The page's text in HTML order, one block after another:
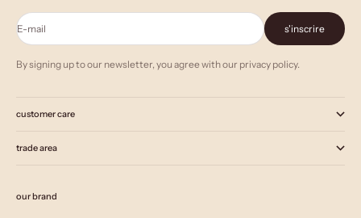
E-mail s'inscrire
By signing up to our newsletter, you agree with our privacy policy.
customer care
trade area
our brand